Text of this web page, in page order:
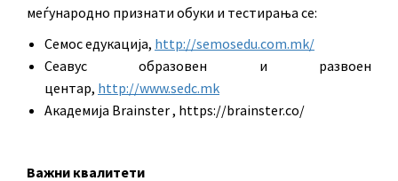
меѓународно признати обуки и тестирања се:
Семос едукација, http://semosedu.com.mk/
Сеавус образовен и развоен
центар, http://www.sedc.mk
Академија Brainster , https://brainster.co/
Важни квалитети